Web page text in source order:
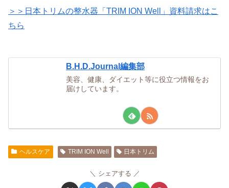
＞＞日本トリムの整水器「TRIM ION Well」資料請求はこ
ちら
B.H.D.Journal編集部
美容、健康、ダイエット等に役立つ情報をお
届けしています。
ヘルスケア TRIM ION Well 日本トリム
シェアする